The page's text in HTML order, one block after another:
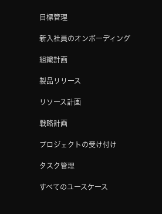
目標管理
新入社員のオンボーディング
組織計画
製品リリース
リソース計画
戦略計画
プロジェクトの受け付け
タスク管理
すべてのユースケース